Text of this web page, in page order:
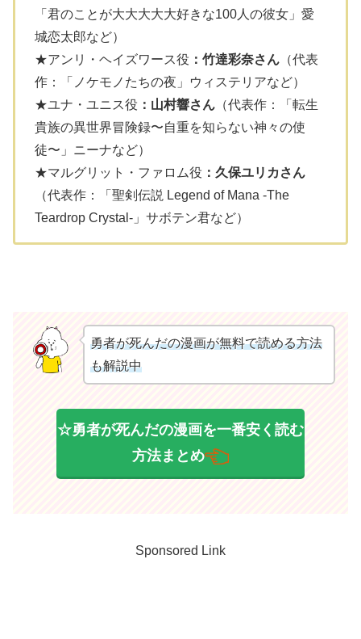
「君のことが大大大大大好きな100人の彼女」愛
城恋太郎など）
★アンリ・ヘイズワース役 ：竹達彩奈さん （代表
作：「ノケモノたちの夜」ウィステリアなど）
★ユナ・ユニス役 ：山村響さん （代表作：「転生
貴族の異世界冒険録〜自重を知らない神々の使
徒〜」ニーナなど）
★マルグリット・ファロム役 ：久保ユリカさん
（代表作：「聖剣伝説 Legend of Mana -The
Teardrop Crystal-」サボテン君など）
勇者が死んだの漫画が無料で読める方法
も解説中
☆勇者が死んだの漫画を一番安く読む
方法まとめ
Sponsored Link